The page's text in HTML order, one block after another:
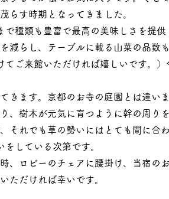
らす時期となってきました。
種類も豊富で最高の美味しさを提供
減らし、テーブルに載る山菜の品数
ご来館いただければ嬉しいです。）
きます。京都のお寺の庭園とは違い
、樹木が元気に育つように幹の周りを
それでも草の勢いにはとても間に合
している次第です。
、ロビーのチェアに腰掛け、当宿の
ただければ幸いです。